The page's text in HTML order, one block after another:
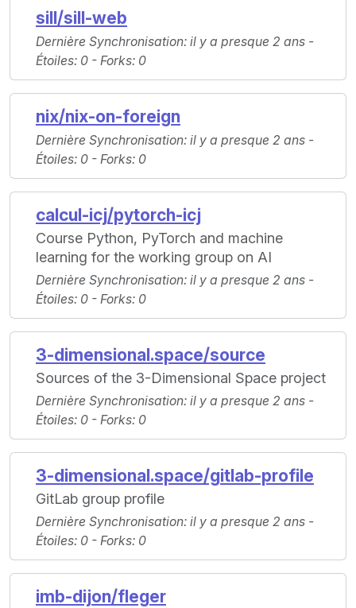
sill/sill-web
Dernière Synchronisation: il y a presque 2 ans -
Étoiles: 0 - Forks: 0
nix/nix-on-foreign
Dernière Synchronisation: il y a presque 2 ans -
Étoiles: 0 - Forks: 0
calcul-icj/pytorch-icj
Course Python, PyTorch and machine
learning for the working group on AI
Dernière Synchronisation: il y a presque 2 ans -
Étoiles: 0 - Forks: 0
3-dimensional.space/source
Sources of the 3-Dimensional Space project
Dernière Synchronisation: il y a presque 2 ans -
Étoiles: 0 - Forks: 0
3-dimensional.space/gitlab-profile
GitLab group profile
Dernière Synchronisation: il y a presque 2 ans -
Étoiles: 0 - Forks: 0
imb-dijon/fleger